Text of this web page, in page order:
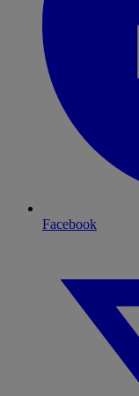
Facebook